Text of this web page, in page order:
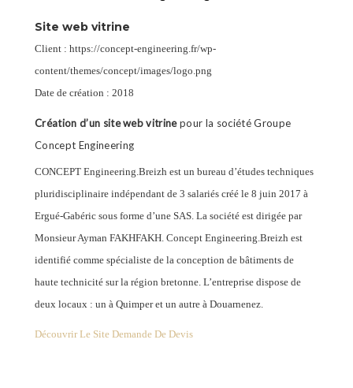
Site web vitrine
Client : https://concept-engineering.fr/wp-
content/themes/concept/images/logo.png
Date de création : 2018
Création d’un site web vitrinepour la société Groupe
Concept Engineering
CONCEPT Engineering.Breizh est un bureau d’études techniques
pluridisciplinaire indépendant de 3 salariés créé le 8 juin 2017 à
Ergué-Gabéric sous forme d’une SAS. La société est dirigée par
Monsieur Ayman FAKHFAKH. Concept Engineering.Breizh est
identifié comme spécialiste de la conception de bâtiments de
haute technicité sur la région bretonne. L’entreprise dispose de
deux locaux : un à Quimper et un autre à Douarnenez.
Découvrir Le Site Demande De Devis